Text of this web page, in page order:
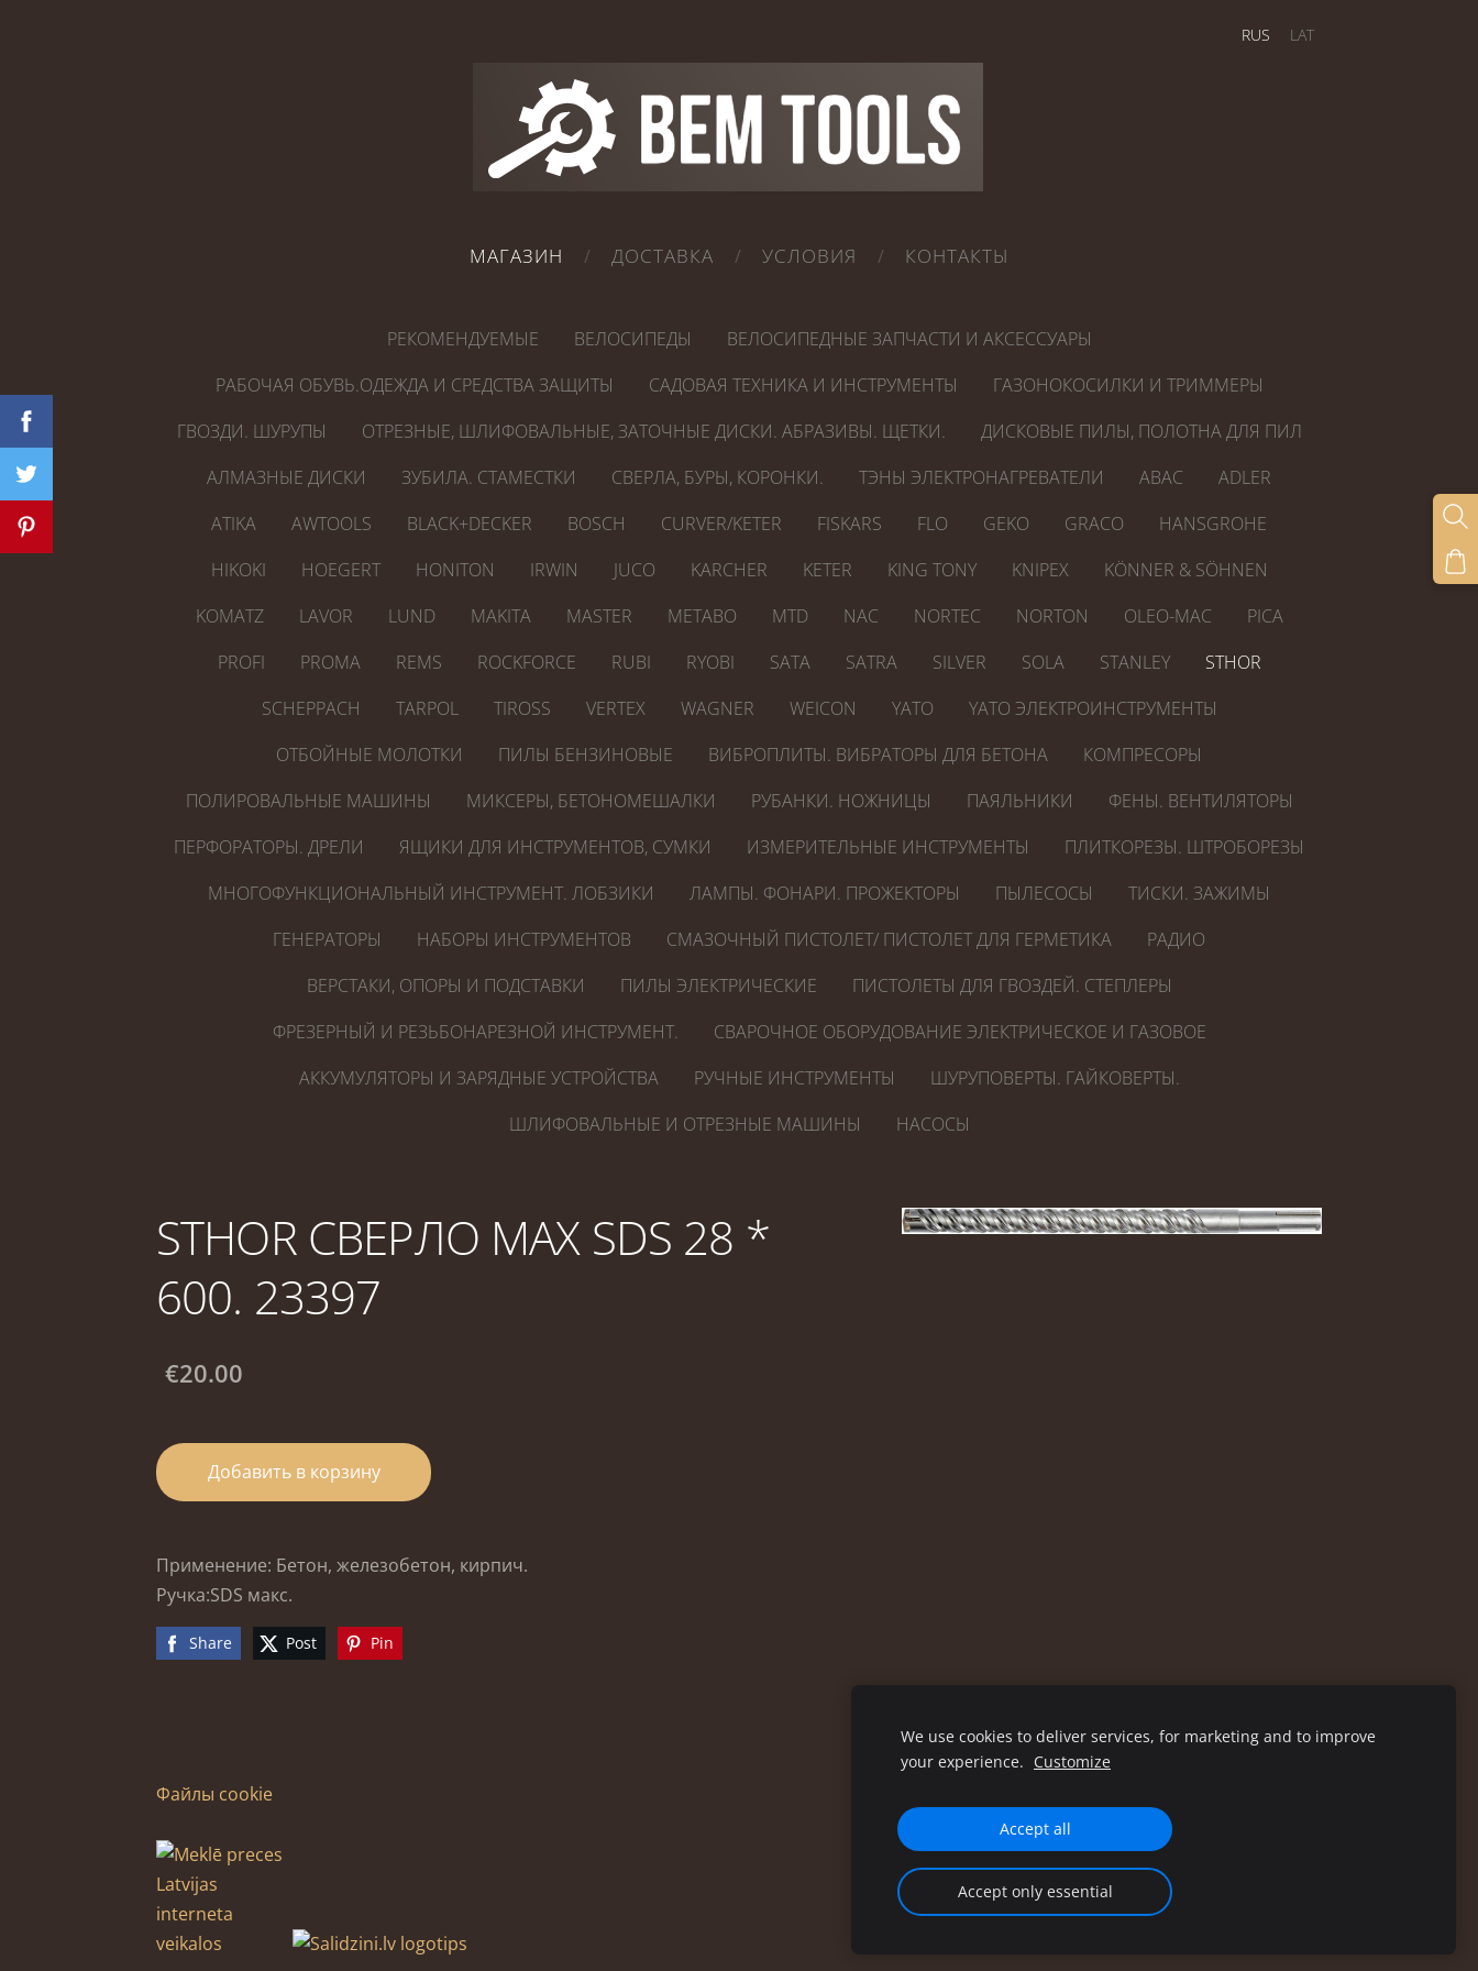
МАГАЗИН ДОСТАВКА УСЛОВИЯ КОНТАКТЫ
RUS LAT
РЕКОМЕНДУЕМЫЕ ВЕЛОСИПЕДЫ
ВЕЛОСИПЕДНЫЕ ЗАПЧАСТИ И АКСЕССУАРЫ
РАБОЧАЯ ОБУВЬ.ОДЕЖДА И СРЕДСТВА ЗАЩИТЫ
САДОВАЯ ТЕХНИКА И ИНСТРУМЕНТЫ
ГАЗОНОКОСИЛКИ И ТРИММЕРЫ
ГВОЗДИ. ШУРУПЫ
ОТРЕЗНЫЕ, ШЛИФОВАЛЬНЫЕ, ЗАТОЧНЫЕ ДИСКИ. АБРАЗИВЫ. ЩЕТКИ.
ДИСКОВЫЕ ПИЛЫ, ПОЛОТНА ДЛЯ ПИЛ
АЛМАЗНЫЕ ДИСКИ
ЗУБИЛА. СТАМЕСТКИ СВЕРЛА, БУРЫ, КОРОНКИ. ТЭНЫ ЭЛЕКТРОНАГРЕВАТЕЛИ ABAC
ADLER
ATIKA
AWTOOLS BLACK+DECKER BOSCH CURVER/KETER FISKARS FLO GEKO GRACO
HANSGROHE
HIKOKI
HOEGERT HONITON IRWIN JUCO KARCHER KETER KING TONY KNIPEX
KÖNNER & SÖHNEN
KOMATZ
LAVOR LUND MAKITA MASTER METABO MTD NAC NORTEC NORTON OLEO-MAC
PICA
PROFI
PROMA REMS ROCKFORCE RUBI RYOBI SATA SATRA SILVER SOLA STANLEY
STHOR
SCHEPPACH
TARPOL TIROSS VERTEX WAGNER WEICON YATO
YATO ЭЛЕКТРОИНСТРУМЕНТЫ
ОТБОЙНЫЕ МОЛОТКИ
ПИЛЫ БЕНЗИНОВЫЕ ВИБРОПЛИТЫ. ВИБРАТОРЫ ДЛЯ БЕТОНА
КОМПРЕСОРЫ
ПОЛИРОВАЛЬНЫЕ МАШИНЫ
МИКСЕРЫ, БЕТОНОМЕШАЛКИ РУБАНКИ. НОЖНИЦЫ ПАЯЛЬНИКИ
ФЕНЫ. ВЕНТИЛЯТОРЫ
ПЕРФОРАТОРЫ. ДРЕЛИ
ЯЩИКИ ДЛЯ ИНСТРУМЕНТОВ, СУМКИ ИЗМЕРИТЕЛЬНЫЕ ИНСТРУМЕНТЫ
ПЛИТКОРЕЗЫ. ШТРОБОРЕЗЫ
МНОГОФУНКЦИОНАЛЬНЫЙ ИНСТРУМЕНТ. ЛОБЗИКИ
ЛАМПЫ. ФОНАРИ. ПРОЖЕКТОРЫ ПЫЛЕСОСЫ
ТИСКИ. ЗАЖИМЫ
ГЕНЕРАТОРЫ
НАБОРЫ ИНСТРУМЕНТОВ СМАЗОЧНЫЙ ПИСТОЛЕТ/ ПИСТОЛЕТ ДЛЯ ГЕРМЕТИКА
РАДИО
ВЕРСТАКИ, ОПОРЫ И ПОДСТАВКИ
ПИЛЫ ЭЛЕКТРИЧЕСКИЕ
ПИСТОЛЕТЫ ДЛЯ ГВОЗДЕЙ. СТЕПЛЕРЫ
ФРЕЗЕРНЫЙ И РЕЗЬБОНАРЕЗНОЙ ИНСТРУМЕНТ.
СВАРОЧНОЕ ОБОРУДОВАНИЕ ЭЛЕКТРИЧЕСКОЕ И ГАЗОВОЕ
АККУМУЛЯТОРЫ И ЗАРЯДНЫЕ УСТРОЙСТВА
РУЧНЫЕ ИНСТРУМЕНТЫ
ШУРУПОВЕРТЫ. ГАЙКОВЕРТЫ.
ШЛИФОВАЛЬНЫЕ И ОТРЕЗНЫЕ МАШИНЫ
НАСОСЫ
STHOR СВЕРЛО MAX SDS 28 *
600. 23397
€20.00
Добавить в корзину
Применение: Бетон, железобетон, кирпич.
Ручка:SDS макс.
Share Post Pin
Файлы cookie
We use cookies to deliver services, for marketing and to improve
your experience. Customize
Accept all
Accept only essential